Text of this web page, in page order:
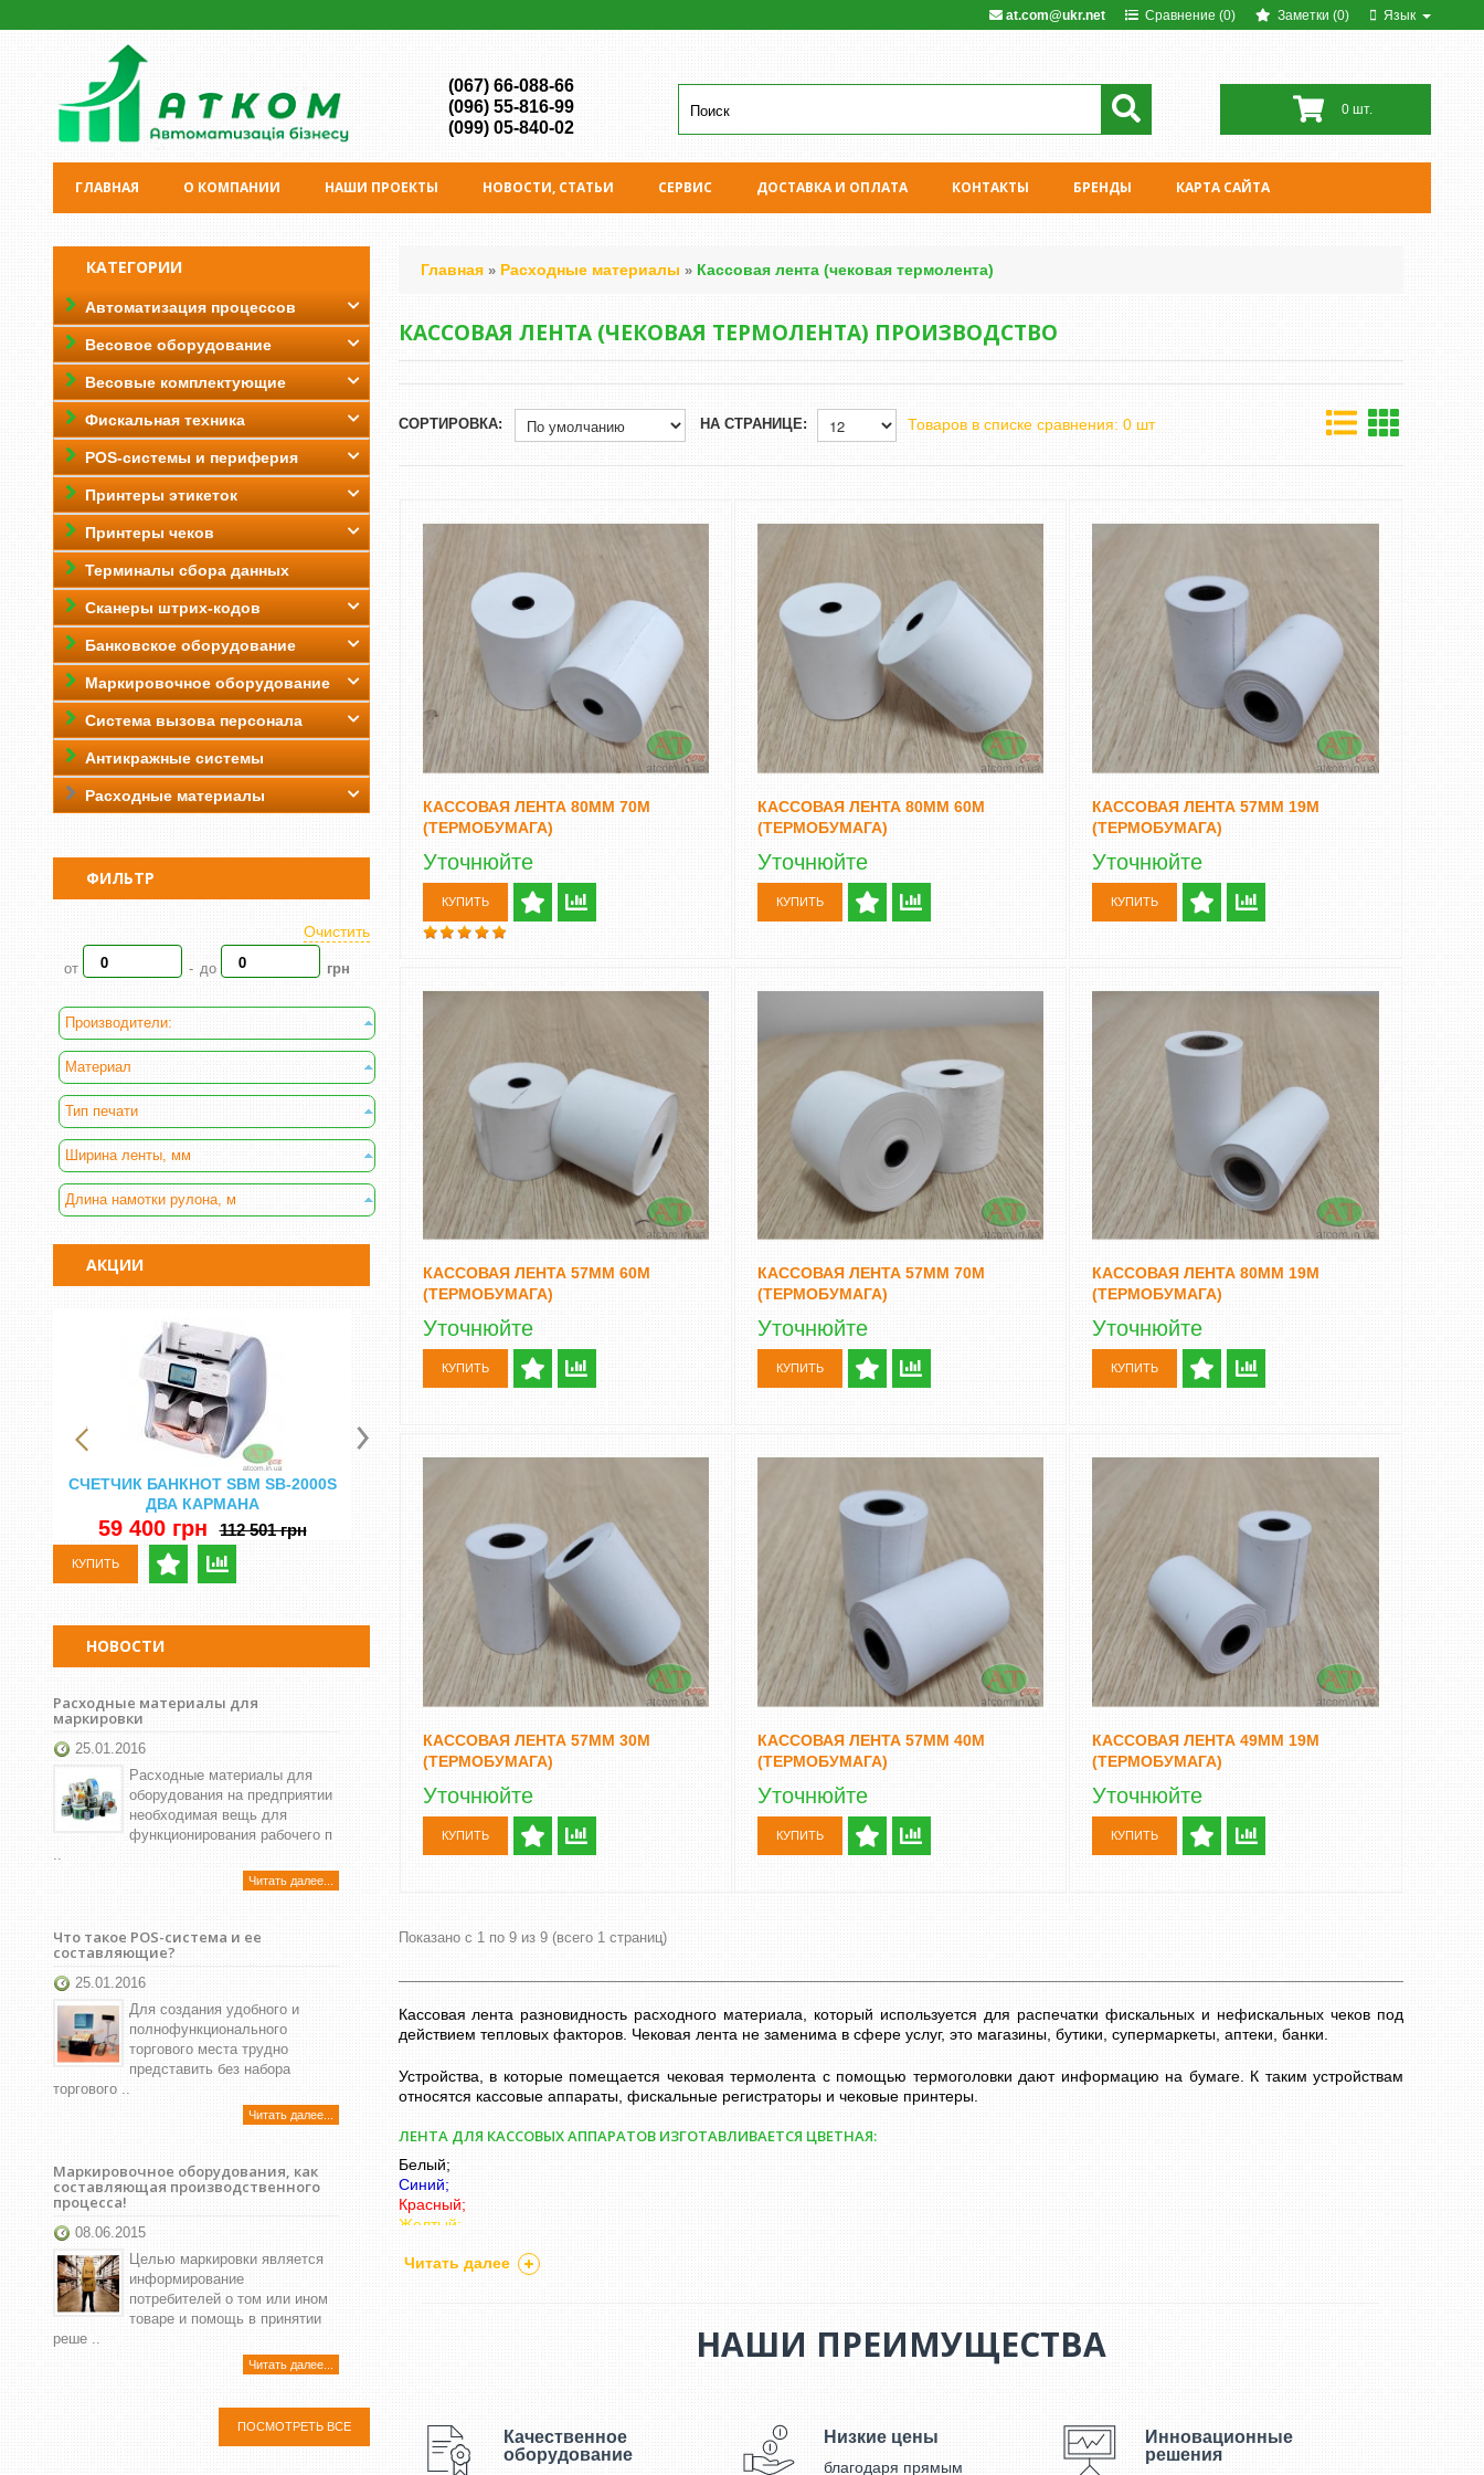
at.com@ukr.net Сравнение (0) Заметки (0) Язык
(067) 66-088-66
(096) 55-816-99
(099) 05-840-02
0 шт.
ГЛАВНАЯ О КОМПАНИИ НАШИ ПРОЕКТЫ НОВОСТИ, СТАТЬИ СЕРВИС ДОСТАВКА И ОПЛАТА КОНТАКТЫ БРЕНДЫ КАРТА САЙТА
КАТЕГОРИИ
Автоматизация процессов
Весовое оборудование
Весовые комплектующие
Фискальная техника
POS-системы и периферия
Принтеры этикеток
Принтеры чеков
Терминалы сбора данных
Сканеры штрих-кодов
Банковское оборудование
Маркировочное оборудование
Система вызова персонала
Антикражные системы
Расходные материалы
ФИЛЬТР
Очистить
от - до грн
Производители:
Материал
Тип печати
Ширина ленты, мм
Длина намотки рулона, м
АКЦИИ
СЧЕТЧИК БАНКНОТ SBM SB-2000S
ДВА КАРМАНА
59 400 грн 112 501 грн
КУПИТЬ
НОМИНАЛА
29 500 грн Уточнюйте
ВАЛЮТ DOCASH CUBE
Уточнюйте
Уточнюйте
НОВОСТИ
Расходные материалы для
маркировки
25.01.2016
Расходные материалы для
оборудования на предприятии
необходимая вещь для
функционирования рабочего п
..
Читать далее...
Что такое POS-система и ее
составляющие?
25.01.2016
Для создания удобного и
полнофункционального
торгового места трудно
представить без набора
торгового ..
Читать далее...
Маркировочное оборудования, как
составляющая производственного
процесса!
08.06.2015
Целью маркировки является
информирование
потребителей о том или ином
товаре и помощь в принятии
реше ..
Читать далее...
ПОСМОТРЕТЬ ВСЕ
Главная» Расходные материалы » Кассовая лента (чековая термолента)
КАССОВАЯ ЛЕНТА (ЧЕКОВАЯ ТЕРМОЛЕНТА) ПРОИЗВОДСТВО
СОРТИРОВКА: НА СТРАНИЦЕ: Товаров в списке сравнения: 0 шт
КАССОВАЯ ЛЕНТА 80ММ 70М
(ТЕРМОБУМАГА)
Уточнюйте
КУПИТЬ
КАССОВАЯ ЛЕНТА 80ММ 60М
(ТЕРМОБУМАГА)
Уточнюйте
КУПИТЬ
КАССОВАЯ ЛЕНТА 57ММ 19М
(ТЕРМОБУМАГА)
Уточнюйте
КУПИТЬ
КАССОВАЯ ЛЕНТА 57ММ 60М
(ТЕРМОБУМАГА)
Уточнюйте
КУПИТЬ
КАССОВАЯ ЛЕНТА 57ММ 70М
(ТЕРМОБУМАГА)
Уточнюйте
КУПИТЬ
КАССОВАЯ ЛЕНТА 80ММ 19М
(ТЕРМОБУМАГА)
Уточнюйте
КУПИТЬ
КАССОВАЯ ЛЕНТА 57ММ 30М
(ТЕРМОБУМАГА)
Уточнюйте
КУПИТЬ
КАССОВАЯ ЛЕНТА 57ММ 40М
(ТЕРМОБУМАГА)
Уточнюйте
КУПИТЬ
КАССОВАЯ ЛЕНТА 49ММ 19М
(ТЕРМОБУМАГА)
Уточнюйте
КУПИТЬ
Показано с 1 по 9 из 9 (всего 1 страниц)
Кассовая лента разновидность расходного материала, который используется для распечатки фискальных и нефискальных чеков под
действием тепловых факторов. Чековая лента не заменима в сфере услуг, это магазины, бутики, супермаркеты, аптеки, банки.
Устройства, в которые помещается чековая термолента с помощью термоголовки дают информацию на бумаге. К таким устройствам
относятся кассовые аппараты, фискальные регистраторы и чековые принтеры.
ЛЕНТА ДЛЯ КАССОВЫХ АППАРАТОВ ИЗГОТАВЛИВАЕТСЯ ЦВЕТНАЯ:
Белый;
Синий;
Красный;
Желтый;
Кассовая термолента (термохимическая лента) состоит из одного слоя термобумаги, изображение на которой появляются под
Термолента, термобумага (распечатки под действием темпаратуры);
Плотность основы ленты составляет от 55 до 58 г на кв. метр. Важным фактором
при покупке ленты является ее намотка и ширина, поскольку различное
оборудование использует свои параметры бумаги. Все возможные размеры ленты
Читать далее
НАШИ ПРЕИМУЩЕСТВА
Качественное
оборудование
Низкие цены
благодаря прямым
Инновационные
решения